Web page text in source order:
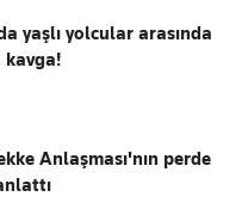
yaşlı yolcular arasında
kavga!
Anlaşması'nın perde